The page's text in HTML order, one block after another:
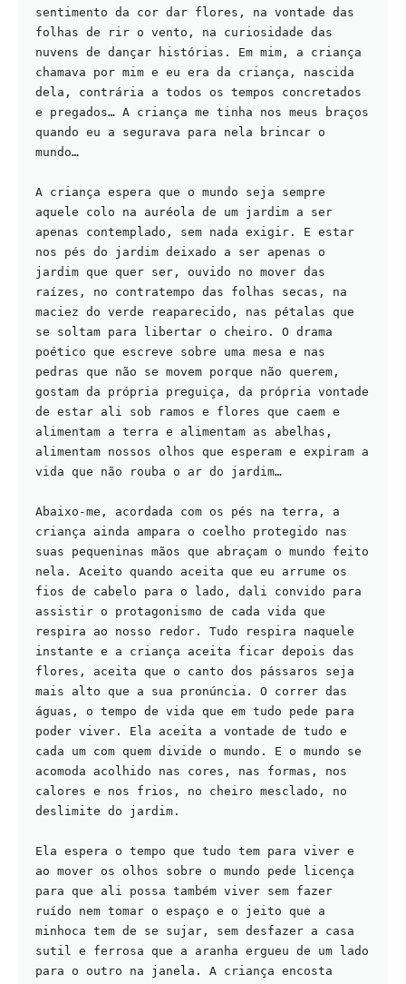
sentimento da cor dar flores, na vontade das
folhas de rir o vento, na curiosidade das
nuvens de dançar histórias. Em mim, a criança
chamava por mim e eu era da criança, nascida
dela, contrária a todos os tempos concretados
e pregados… A criança me tinha nos meus braços
quando eu a segurava para nela brincar o
mundo…
A criança espera que o mundo seja sempre
aquele colo na auréola de um jardim a ser
apenas contemplado, sem nada exigir. E estar
nos pés do jardim deixado a ser apenas o
jardim que quer ser, ouvido no mover das
raízes, no contratempo das folhas secas, na
maciez do verde reaparecido, nas pétalas que
se soltam para libertar o cheiro. O drama
poético que escreve sobre uma mesa e nas
pedras que não se movem porque não querem,
gostam da própria preguiça, da própria vontade
de estar ali sob ramos e flores que caem e
alimentam a terra e alimentam as abelhas,
alimentam nossos olhos que esperam e expiram a
vida que não rouba o ar do jardim…
Abaixo-me, acordada com os pés na terra, a
criança ainda ampara o coelho protegido nas
suas pequeninas mãos que abraçam o mundo feito
nela. Aceito quando aceita que eu arrume os
fios de cabelo para o lado, dali convido para
assistir o protagonismo de cada vida que
respira ao nosso redor. Tudo respira naquele
instante e a criança aceita ficar depois das
flores, aceita que o canto dos pássaros seja
mais alto que a sua pronúncia. O correr das
águas, o tempo de vida que em tudo pede para
poder viver. Ela aceita a vontade de tudo e
cada um com quem divide o mundo. E o mundo se
acomoda acolhido nas cores, nas formas, nos
calores e nos frios, no cheiro mesclado, no
deslimite do jardim.
Ela espera o tempo que tudo tem para viver e
ao mover os olhos sobre o mundo pede licença
para que ali possa também viver sem fazer
ruído nem tomar o espaço e o jeito que a
minhoca tem de se sujar, sem desfazer a casa
sutil e ferrosa que a aranha ergueu de um lado
para o outro na janela. A criança encosta